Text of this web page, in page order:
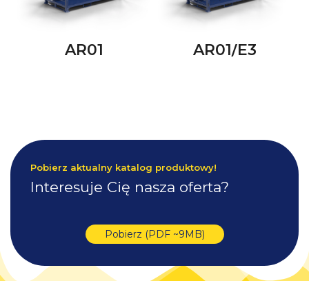
AR01 AR01/E3
Pobierz aktualny katalog produktowy!
Interesuje Cię nasza oferta?
Pobierz (PDF ~9MB)